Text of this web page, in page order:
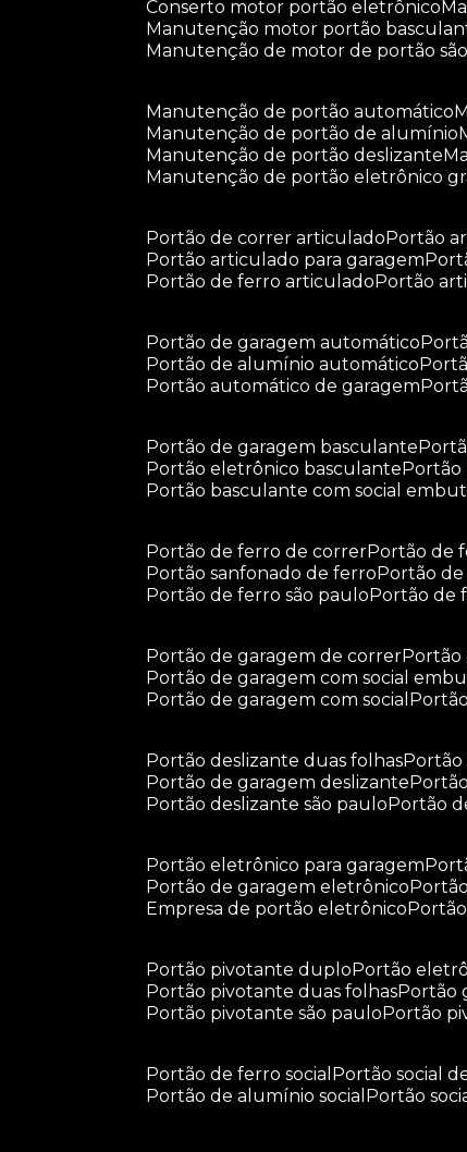
conserto motor portão eletrônico
manutenção motor portão
manutenção de motor de portão
manutenção de portão automático
manutenção de portão de alumínio
manutenção de portão deslizante
manutenção de portão eletrônico
portão de correr articulado
portão
portão articulado para garagem
portão de ferro articulado
portão
portão de garagem automático
portão de alumínio automático
portão automático de garagem
portão de garagem basculante
portão eletrônico basculante
portão basculante com social
portão de ferro de correr
portão de
portão sanfonado de ferro
portão
portão de ferro são paulo
portão
portão de garagem de correr
portão de garagem com social
portão de garagem com social
portão deslizante duas folhas
portão de garagem deslizante
portão deslizante são paulo
portão
portão eletrônico para garagem
portão de garagem eletrônico
empresa de portão eletrônico
portão pivotante duplo
portão
portão pivotante duas folhas
portão pivotante são paulo
portão
portão de ferro social
portão social
portão de alumínio social
portão